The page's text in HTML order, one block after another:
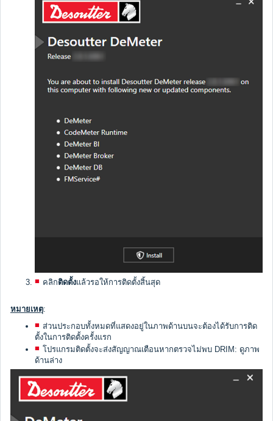
คลิกติดตั้งแล้วรอให้การติดตั้งสิ้นสุด
หมายเหตุ:
ส่วนประกอบทั้งหมดที่แสดงอยู่ในภาพด้านบนจะต้องได้รับการติด
ตั้งในการติดตั้งครั้งแรก
โปรแกรมติดตั้งจะส่งสัญญาณเตือนหากตรวจไม่พบ DRIM: ดูภาพ
ด้านล่าง